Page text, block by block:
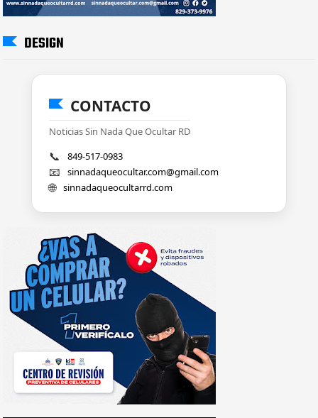
DESIGN
CONTACTO
Noticias Sin Nada Que Ocultar RD
📞 849-517-0983
📧 sinnadaqueocultar.com@gmail.com
🌐 sinnadaqueocultarrd.com